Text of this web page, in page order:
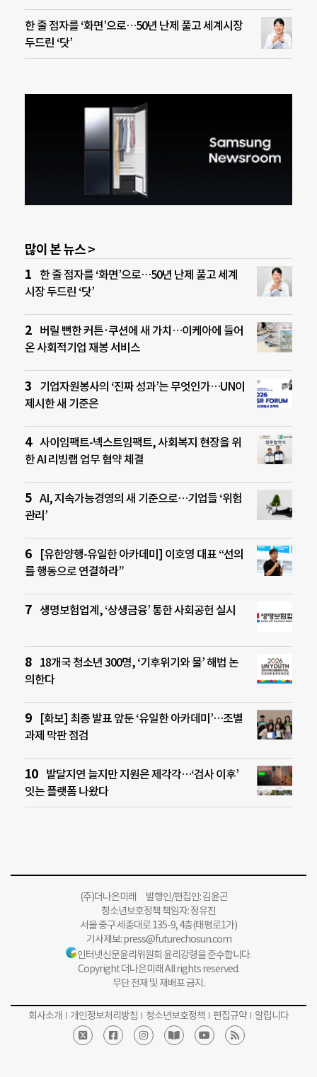
한 줄 점자를 ‘화면’으로…50년 난제 풀고 세계시장
두드린 ‘닷’
많이 본 뉴스 >
한 줄 점자를 ‘화면’으로…50년 난제 풀고 세계
시장 두드린 ‘닷’
버릴 뻔한 커튼·쿠션에 새 가치…이케아에 들어
온 사회적기업 재봉 서비스
기업자원봉사의 ‘진짜 성과’는 무엇인가…UN이
제시한 새 기준은
사이임팩트-넥스트임팩트, 사회복지 현장을 위
한 AI 리빙랩 업무 협약 체결
AI, 지속가능경영의 새 기준으로…기업들 ‘위험
관리’
[유한양행-유일한 아카데미] 이호영 대표 “선의
를 행동으로 연결하라”
생명보험업계, ‘상생금융’ 통한 사회공헌 실시
18개국 청소년 300명, ‘기후위기와 물’ 해법 논
의한다
[화보] 최종 발표 앞둔 ‘유일한 아카데미’…조별
과제 막판 점검
발달지연 늘지만 지원은 제각각…‘검사 이후’
잇는 플랫폼 나왔다
(주)더나은미래 발행인/편집인: 김윤곤
청소년보호정책 책임자: 정유진
서울 중구 세종대로 135-9, 4층(태평로1가)
기사제보:press@futurechosun.com
인터넷신문윤리위원회 윤리강령을 준수합니다.
Copyright 더나은미래 All rights reserved.
무단 전재 및 재배포 금지.
회사소개 개인정보처리방침 청소년보호정책 편집규약 알립니다